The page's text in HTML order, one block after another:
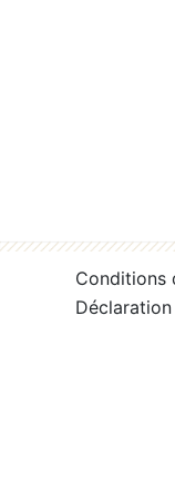
Conditions